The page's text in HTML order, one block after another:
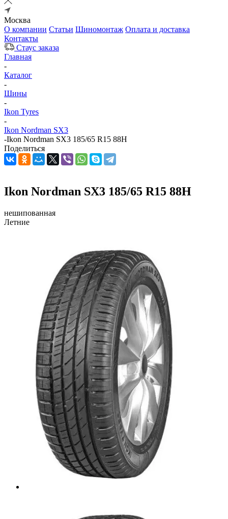
Москва
О компании Статьи Шиномонтаж Оплата и доставка
Контакты
Стаус заказа
Главная
-
Каталог
-
Шины
-
Ikon Tyres
-
Ikon Nordman SX3
-Ikon Nordman SX3 185/65 R15 88H
Поделиться
Ikon Nordman SX3 185/65 R15 88H
нешипованная
Летние